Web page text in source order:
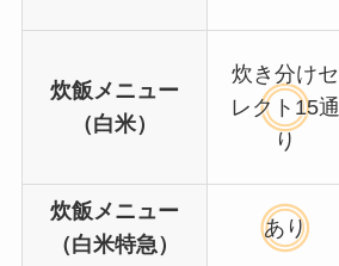
炊飯メニュー
（白米）
炊き分けセ
レクト15通
り
炊飯メニュー
（白米特急）
あり